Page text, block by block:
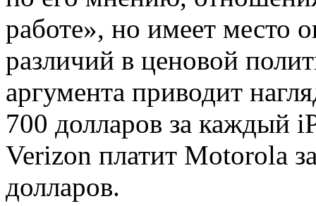
работе», но имеет место
различий в ценовой
аргумента приводит
700 долларов за каждый
Verizon платит Motorola
долларов.